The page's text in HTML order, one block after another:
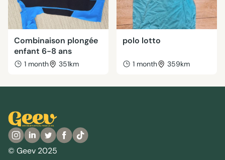
Combinaison plongée
enfant 6-8 ans
1 month 351km
polo lotto
1 month 359km
© Geev 2025